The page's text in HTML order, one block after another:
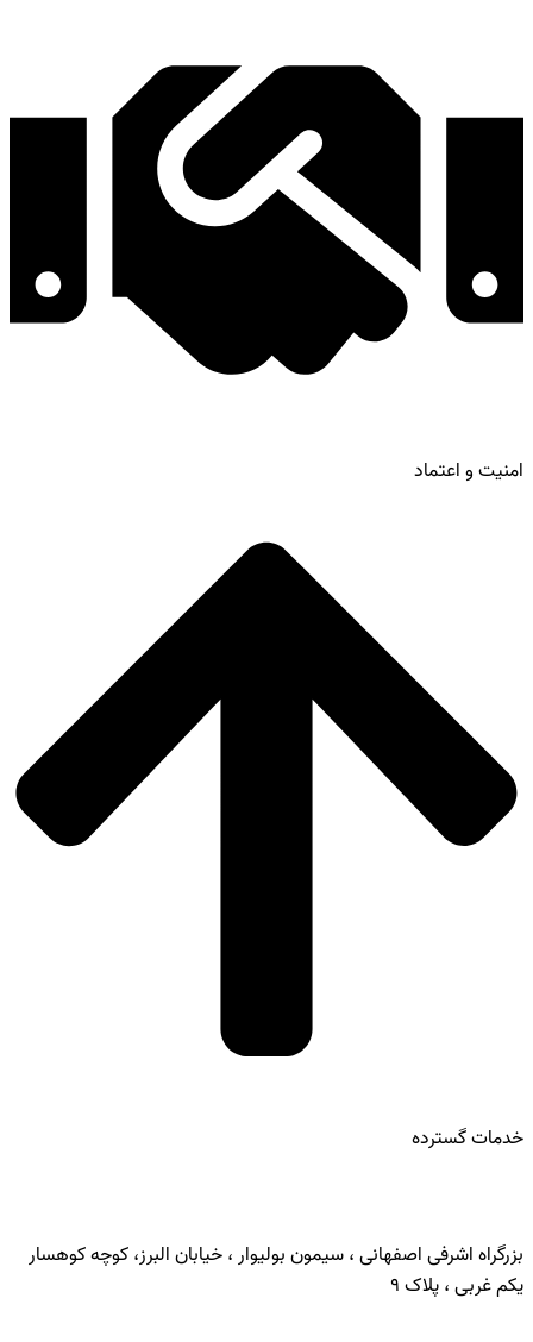
امنیت و اعتماد
خدمات گسترده
بزرگراه اشرفی اصفهانی ، سیمون بولیوار ، خیابان البرز، کوچه کوهسار
یکم غربی ، پلاک 9